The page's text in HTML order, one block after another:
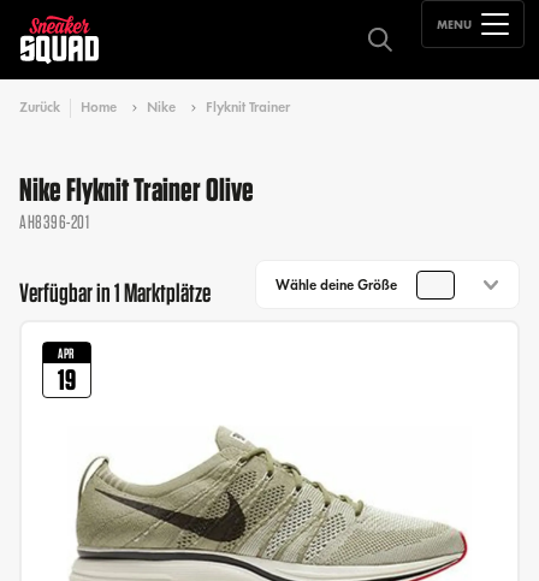
MENU
Zurück Home Nike Flyknit Trainer
Nike Flyknit Trainer Olive
AH8396-201
Verfügbar in 1 Marktplätze Wähle deine Größe
APR
19